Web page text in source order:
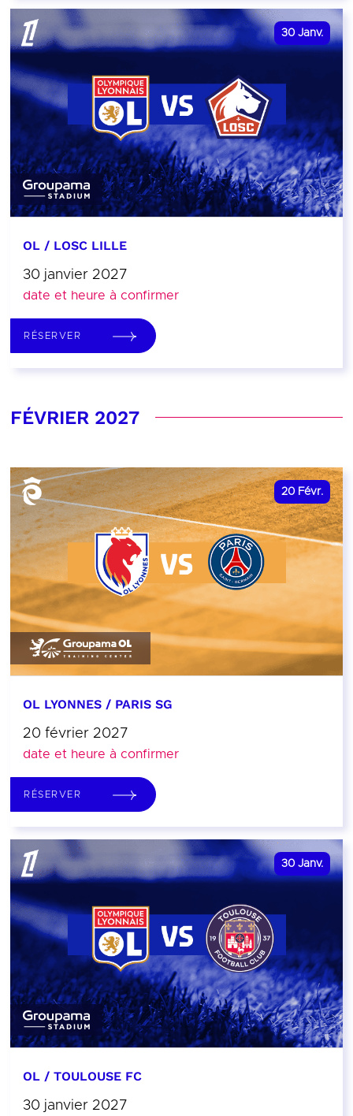
30 Janv.
OL / LOSC LILLE
30 janvier 2027
date et heure à confirmer
RÉSERVER
FÉVRIER 2027
20 Févr.
OL LYONNES / PARIS SG
20 février 2027
date et heure à confirmer
RÉSERVER
30 Janv.
OL / TOULOUSE FC
30 janvier 2027